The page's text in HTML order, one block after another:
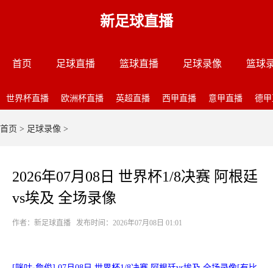
新足球直播
首页 足球直播 篮球直播 足球录像 篮球
世界杯直播 欧洲杯直播 英超直播 西甲直播 意甲直播 德
首页 > 足球录像 >
2026年07月08日 世界杯1/8决赛 阿根廷
vs埃及 全场录像
作者：新足球直播 发布时间：2026年07月08日 01:01